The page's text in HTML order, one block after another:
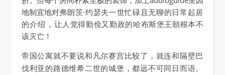
地制宜地对弗朗茨·约瑟夫一世忙碌且无聊的日常起居
的介绍，让 人觉得勤俭又勤政的哈布斯堡王朝根本不
该灭亡！
帝国公寓就不要说和凡尔赛宫比较了，就连和隔壁巴
伐利亚的路德维希二世的城堡，都远不可同日而语。